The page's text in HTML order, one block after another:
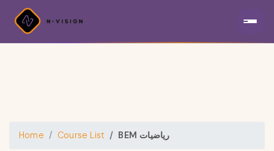
Home Course List BEM رياضيات